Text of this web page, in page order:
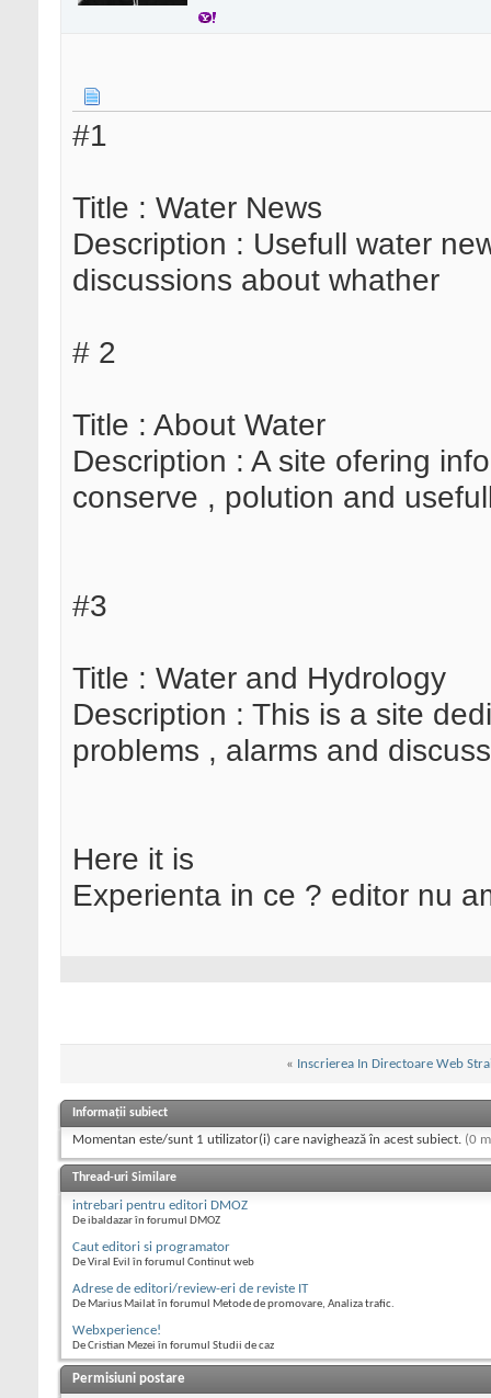
#1
Title : Water News
Description : Usefull water
discussions about whather
# 2
Title : About Water
Description : A site ofering
conserve , polution and
#3
Title : Water and Hydrology
Description : This is a site
problems , alarms and
Here it is
Experienta in ce ? editor nu
« Inscrierea In Directoare Web
Informații subiect
Momentan este/sunt 1 utilizator(i) care navighează în acest subiect. (0
Thread-uri Similare
intrebari pentru editori DMOZ
De ibaldazar în forumul DMOZ
Caut editori si programator
De Viral Evil în forumul Continut web
Adrese de editori/review-eri de reviste IT
De Marius Mailat în forumul Metode de promovare, Analiza trafic.
Webxperience!
De Cristian Mezei în forumul Studii de caz
Permisiuni postare